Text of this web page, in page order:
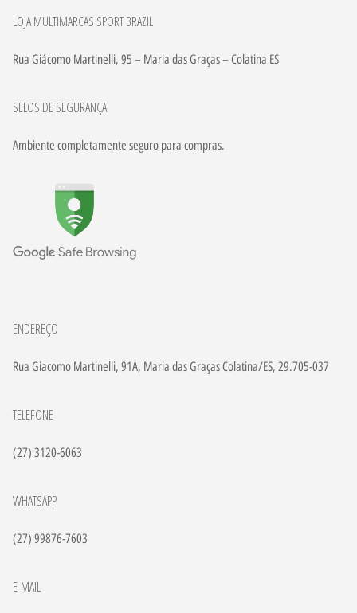
LOJA MULTIMARCAS SPORT BRAZIL
Rua Giácomo Martinelli, 95 – Maria das Graças – Colatina ES
SELOS DE SEGURANÇA
Ambiente completamente seguro para compras.
ENDEREÇO
Rua Giacomo Martinelli, 91A, Maria das Graças Colatina/ES, 29.705-037
TELEFONE
(27) 3120-6063
WHATSAPP
(27) 99876-7603
E-MAIL